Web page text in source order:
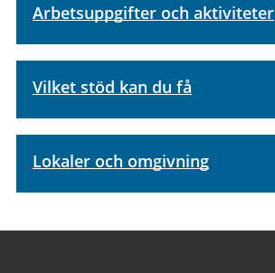
Arbetsuppgifter och aktiviteter
Vilket stöd kan du få
Lokaler och omgivning